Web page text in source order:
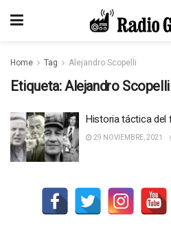
Home Tag Alejandro Scopelli
Etiqueta:Alejandro Scopelli
Historia táctica del
29 NOVIEMBRE, 2021